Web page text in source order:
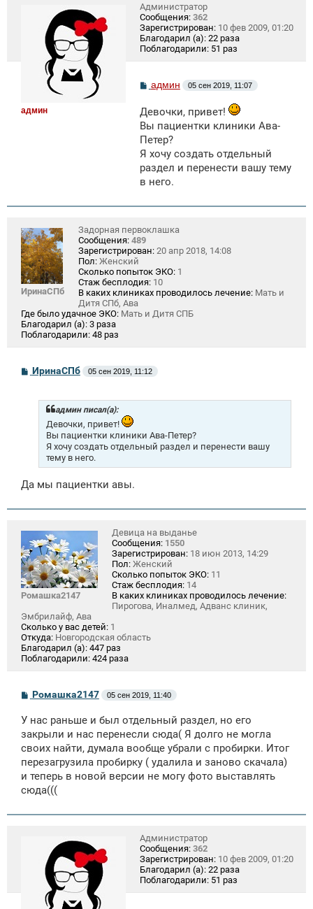
админ
Администратор
Сообщения: 362
Зарегистрирован: 10 фев 2009, 01:20
Благодарил (а): 22 раза
Поблагодарили: 51 раз
С
б
щ
е
н
и
админ 05 сен 2019, 11:07
Девочки, привет!
Вы пациентки клиники Ава-
Петер?
Я хочу создать отдельный
раздел и перенести вашу тему
в него.
ИринаСПб
Задорная первоклашка
Сообщения: 489
Зарегистрирован: 20 апр 2018, 14:08
Пол: Женский
Сколько попыток ЭКО: 1
Стаж бесплодия: 10
В каких клиниках проводилось лечение: Мать и
Дитя СПб, Ава
Где было удачное ЭКО: Мать и Дитя СПБ
Благодарил (а): 3 раза
Поблагодарили: 48 раз
СИринаСПб 05 сен 2019, 11:12
админ писал(а):
Девочки, привет!
Вы пациентки клиники Ава-Петер?
Я хочу создать отдельный раздел и перенести вашу
тему в него.
Да мы пациентки авы.
Ромашка2147
Девица на выданье
Сообщения: 1550
Зарегистрирован: 18 июн 2013, 14:29
Пол: Женский
Сколько попыток ЭКО: 11
Стаж бесплодия: 14
В каких клиниках проводилось лечение:
Пирогова, Иналмед, Адванс клиник,
Эмбрилайф, Ава
Сколько у вас детей: 1
Откуда: Новгородская область
Благодарил (а): 447 раз
Поблагодарили: 424 раза
С
б
щ
н
и
Ромашка2147 05 сен 2019, 11:40
У нас раньше и был отдельный раздел, но его
закрыли и нас перенесли сюда( Я долго не могла
своих найти, думала вообще убрали с пробирки. Итог
перезагрузила пробирку ( удалила и заново скачала)
и теперь в новой версии не могу фото выставлять
сюда(((
Администратор
Сообщения: 362
Зарегистрирован: 10 фев 2009, 01:20
Благодарил (а): 22 раза
Поблагодарили: 51 раз